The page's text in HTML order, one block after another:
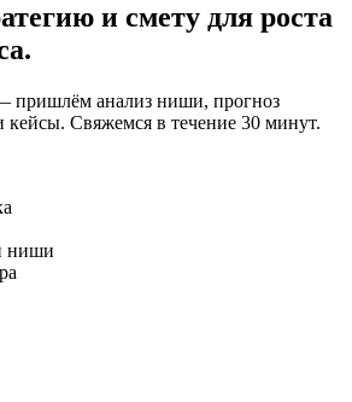
и смету для роста
пришлём анализ ниши, прогноз
кейсы. Свяжемся в течение 30 минут.
ниши